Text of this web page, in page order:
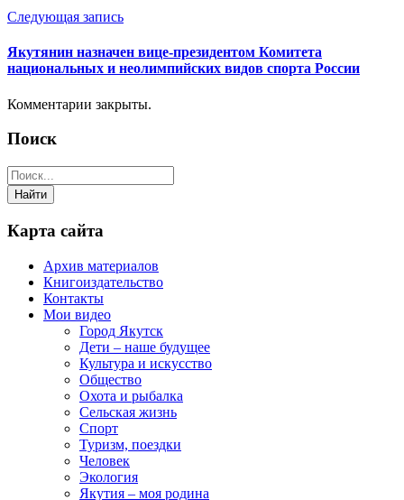
Следующая запись
Якутянин назначен вице-президентом Комитета
национальных и неолимпийских видов спорта России
Комментарии закрыты.
Поиск
Карта сайта
Архив материалов
Книгоиздательство
Контакты
Мои видео
Город Якутск
Дети – наше будущее
Культура и искусство
Общество
Охота и рыбалка
Сельская жизнь
Спорт
Туризм, поездки
Человек
Экология
Якутия – моя родина